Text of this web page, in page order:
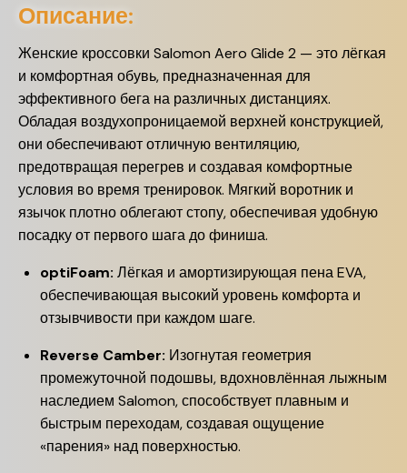
Описание:
Женские кроссовки Salomon Aero Glide 2 — это лёгкая
и комфортная обувь, предназначенная для
эффективного бега на различных дистанциях.
Обладая воздухопроницаемой верхней конструкцией,
они обеспечивают отличную вентиляцию,
предотвращая перегрев и создавая комфортные
условия во время тренировок. Мягкий воротник и
язычок плотно облегают стопу, обеспечивая удобную
посадку от первого шага до финиша.
optiFoam: Лёгкая и амортизирующая пена EVA,
обеспечивающая высокий уровень комфорта и
отзывчивости при каждом шаге.
Reverse Camber: Изогнутая геометрия
промежуточной подошвы, вдохновлённая лыжным
наследием Salomon, способствует плавным и
быстрым переходам, создавая ощущение
«парения» над поверхностью.